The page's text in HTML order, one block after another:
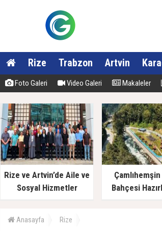
Rize Trabzon Artvin
Foto Galeri Video Galeri Makaleler
Rize ve Artvin’de Aile ve
Sosyal Hizmetler
Bahçesi
Anasayfa Rize